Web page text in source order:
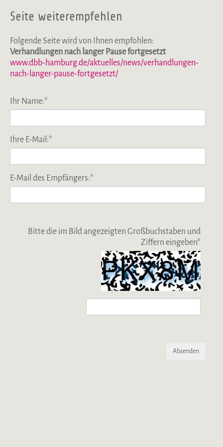
Seite weiterempfehlen
Folgende Seite wird von Ihnen empfohlen:
Verhandlungen nach langer Pause fortgesetzt
www.dbb-hamburg.de/aktuelles/news/verhandlungen-
nach-langer-pause-fortgesetzt/
Ihr Name:*
Ihre E-Mail:*
E-Mail des Empfängers:*
Bitte die im Bild angezeigten Großbuchstaben und
Ziffern eingeben*
Absenden